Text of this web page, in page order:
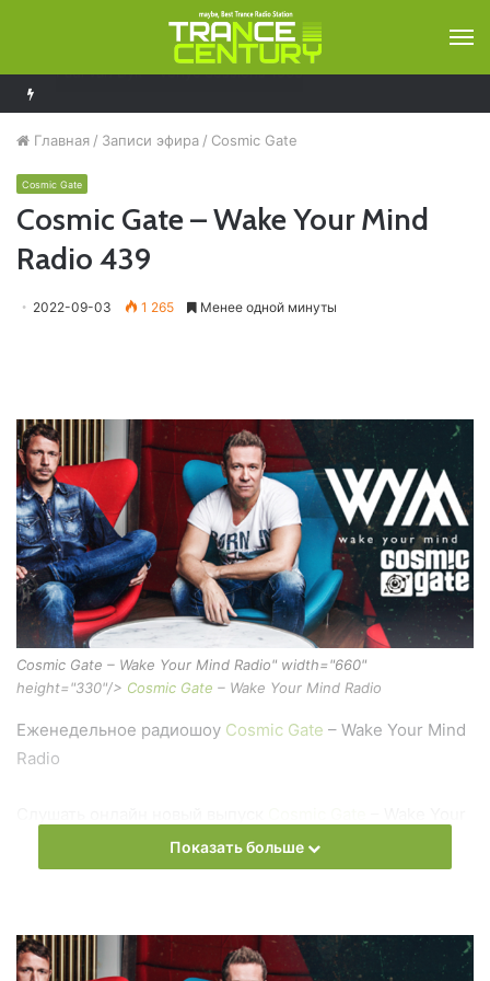
Главная / Записи эфира / Cosmic Gate
Cosmic Gate
Cosmic Gate – Wake Your Mind
Radio 439
2022-09-03 1 265 Менее одной минуты
Cosmic Gate – Wake Your Mind Radio" width="660"
height="330"/> Cosmic Gate – Wake Your Mind Radio
Еженедельное радиошоу Cosmic Gate – Wake Your Mind
Radio
Mind Radio онлайн бесплатно
Your Mind Radio в формате mp3. Лучшая музыкальная
Показать больше